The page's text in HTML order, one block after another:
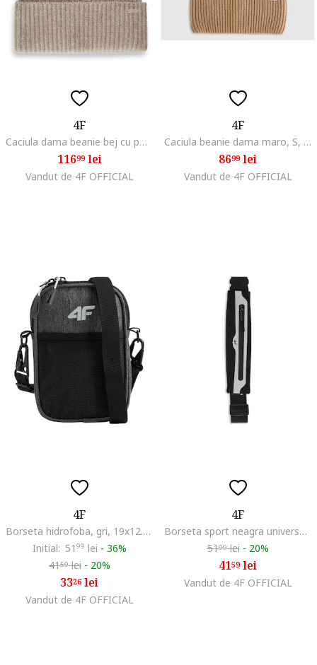
4F
Caciula dama beanie bej cu pompon 56x58cm
11699lei
Vandut de 4F OFFICIAL
4F
Caciula beanie dama maro, S, material din viscoza
8699lei
Vandut de 4F OFFICIAL
4F
Borseta hidrofoba, gri, 19x12.5x2cm, reglabila
Initial: 51 99 lei - 36%
4159lei - 20%
3326lei
Vandut de 4F OFFICIAL
4F
Borseta sport neagra universala
5199lei - 20%
4159lei
Vandut de 4F OFFICIAL